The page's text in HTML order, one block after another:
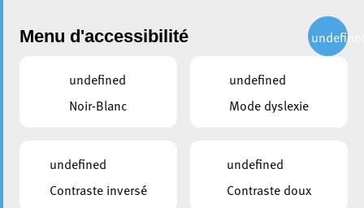
Administration
Menu d'accessibilité
undefined
Noir-Blanc
undefined
Mode dyslexie
undefined
Contraste inversé
undefined
Contraste doux